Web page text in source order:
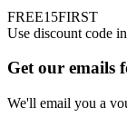
50
Folienballons
FREE15FIRST
Use discount code
Get our emails
We'll email you a